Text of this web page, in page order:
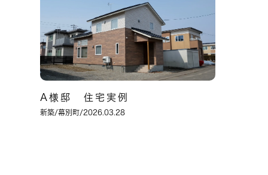
A様邸 住宅実例
新築/幕別町/2026.03.28